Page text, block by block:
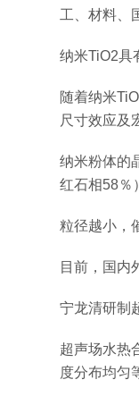
工、材料、
纳米TiO2具
随着纳米
尺寸效应及
纳米粉体的
红石相58％
粒径越小，
目前，国内
宁龙清研制
超声场水热
度分布均匀